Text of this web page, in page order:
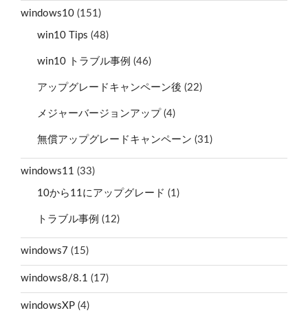
windows10 (151)
win10 Tips (48)
win10 トラブル事例 (46)
アップグレードキャンペーン後 (22)
メジャーバージョンアップ(4)
無償アップグレードキャンペーン (31)
windows11 (33)
10から11にアップグレード (1)
トラブル事例 (12)
windows7 (15)
windows8/8.1 (17)
windowsXP (4)